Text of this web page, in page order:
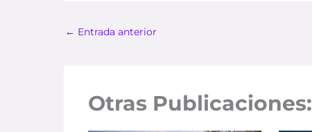
← Entrada anterior
Otras Publicaciones: